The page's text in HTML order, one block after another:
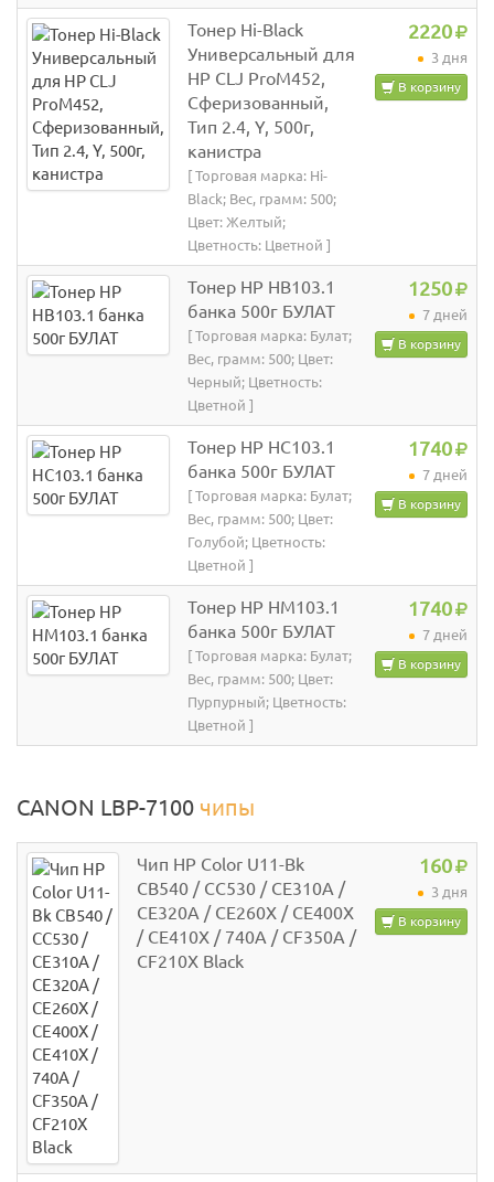
Тонер Hi-Black
Универсальный для
HP CLJ ProM452,
Сферизованный,
Тип 2.4, Y, 500г,
канистра
[ Торговая марка: Hi-
Black; Вес, грамм: 500;
Цвет: Желтый;
Цветность: Цветной ]
2220
3 дня
В корзину
Тонер HP HB103.1
банка 500г БУЛАТ
[ Торговая марка: Булат;
Вес, грамм: 500; Цвет:
Черный; Цветность:
Цветной ]
1250
7 дней
В корзину
Тонер HP HC103.1
банка 500г БУЛАТ
[ Торговая марка: Булат;
Вес, грамм: 500; Цвет:
Голубой; Цветность:
Цветной ]
1740
7 дней
В корзину
Тонер HP HM103.1
банка 500г БУЛАТ
[ Торговая марка: Булат;
Вес, грамм: 500; Цвет:
Пурпурный; Цветность:
Цветной ]
1740
7 дней
В корзину
CANON LBP-7100 чипы
Чип HP Color U11-Bk
CB540 / CC530 / CE310A /
CE320A / CE260X / CE400X
/ CE410X / 740A / CF350A /
CF210X Black
160
3 дня
В корзину